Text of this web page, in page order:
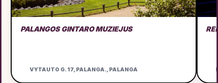
PALANGOS GINTARO MUZIEJUS
VYTAUTO G. 17, PALANGA., PALANGA